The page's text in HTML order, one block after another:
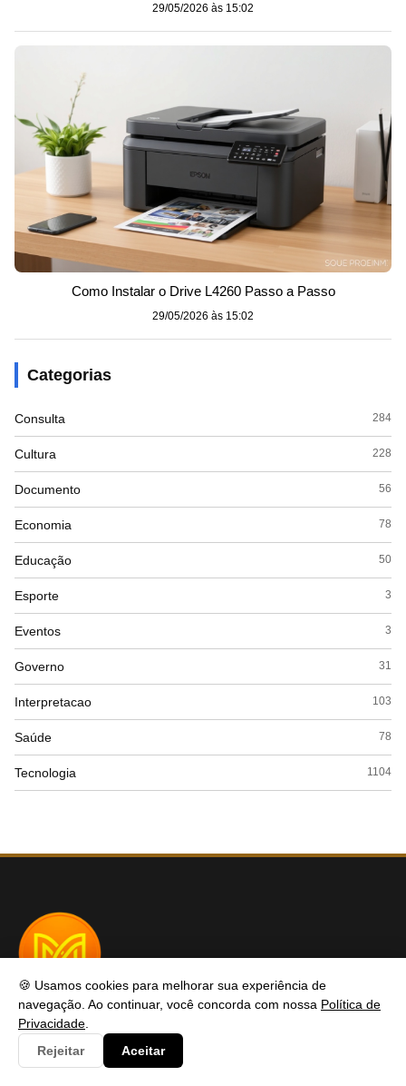
🍪 Usamos cookies para melhorar sua experiência de
navegação. Ao continuar, você concorda com nossa Política de
Privacidade
Rejeitar
Aceitar
29/05/2026 às 15:02
Como Instalar o Drive L4260 Passo a Passo
29/05/2026 às 15:02
Categorias
Consulta 284
Cultura 228
Documento 56
Economia 78
Educação 50
Esporte 3
Eventos 3
Governo 31
Interpretacao 103
Saúde 78
Tecnologia 1104
MDBF